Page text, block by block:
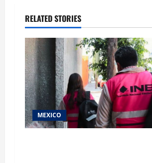
RELATED STORIES
MEXICO